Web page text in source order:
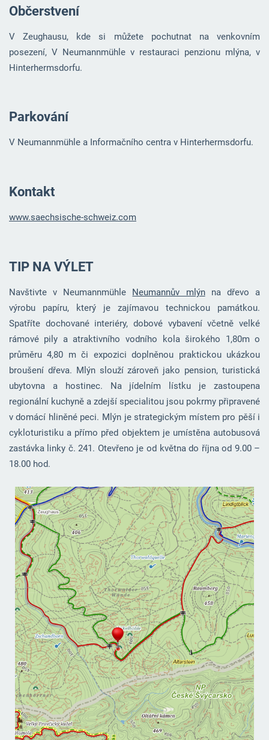
Občerstvení
V Zeughausu, kde si můžete pochutnat na venkovním
posezení, V Neumannmühle v restauraci penzionu mlýna, v
Hinterhermsdorfu.
Parkování
V Neumannmühle a Informačního centra v Hinterhermsdorfu.
Kontakt
www.saechsische-schweiz.com
TIP NA VÝLET
Navštivte v Neumannmühle Neumannův mlýnna dřevo a
výrobu papíru, který je zajímavou technickou památkou.
Spatříte dochované interiéry, dobové vybavení včetně velké
rámové pily a atraktivního vodního kola širokého 1,80m o
průměru 4,80 m či expozici doplněnou praktickou ukázkou
broušení dřeva. Mlýn slouží zároveň jako pension, turistická
ubytovna a hostinec. Na jídelním lístku je zastoupena
regionální kuchyně a zdejší specialitou jsou pokrmy připravené
v domácí hliněné peci. Mlýn je strategickým místem pro pěší i
cykloturistiku a přímo před objektem je umístěna autobusová
zastávka linky č. 241. Otevřeno je od května do října od 9.00 –
18.00 hod.